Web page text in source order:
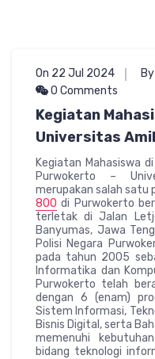
On 22 Jul 2024
0 Comments
Kegiatan
Universitas
Kegiatan Mahasiswa
Purwokerto –
merupakan salah satu
800 di Purwokerto
terletak di Jalan
Banyumas, Jawa
Polisi Negara
pada tahun 2005
Informatika dan
Purwokerto telah
dengan 6 (enam)
Sistem Informasi,
Bisnis Digital, serta
memenuhi
bidang teknologi